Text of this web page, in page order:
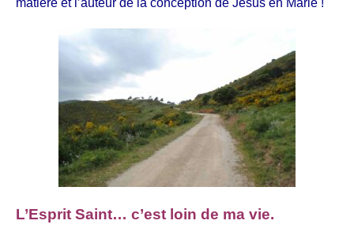
L’Esprit Saint… c’est loin de ma vie.